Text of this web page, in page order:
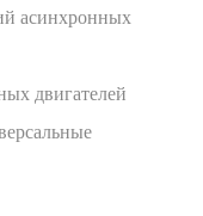
асинхронных
двигателей